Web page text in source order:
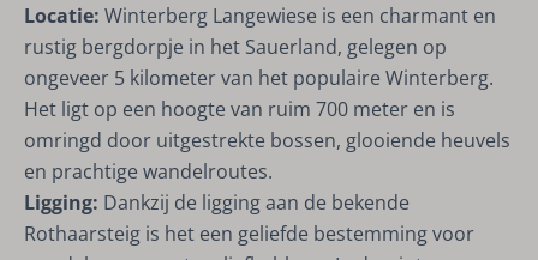
Locatie: Winterberg Langewiese is een charmant en
rustig bergdorpje in het Sauerland, gelegen op
ongeveer 5 kilometer van het populaire Winterberg.
Het ligt op een hoogte van ruim 700 meter en is
omringd door uitgestrekte bossen, glooiende heuvels
en prachtige wandelroutes.
Ligging: Dankzij de ligging aan de bekende
Rothaarsteig is het een geliefde bestemming voor